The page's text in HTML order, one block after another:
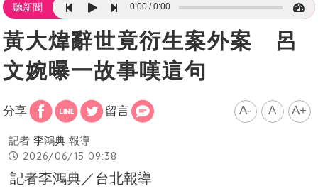
聽新聞 0:00 0:00
黃大煒辭世竟衍生案外案 呂
文婉曝一故事嘆這句
分享 留言 A- A A+
記者 李鴻典 報導
2026/06/15 09:38
記者李鴻典／台北報導